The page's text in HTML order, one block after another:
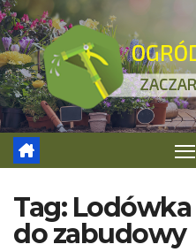
Skip
to
content
Tag:
do zabudowy